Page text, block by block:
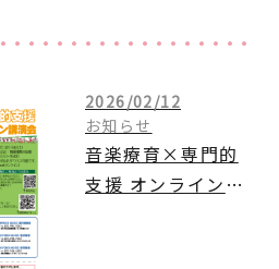
2026/02/12
お知らせ
音楽療育×専門的
支援 オンライン講